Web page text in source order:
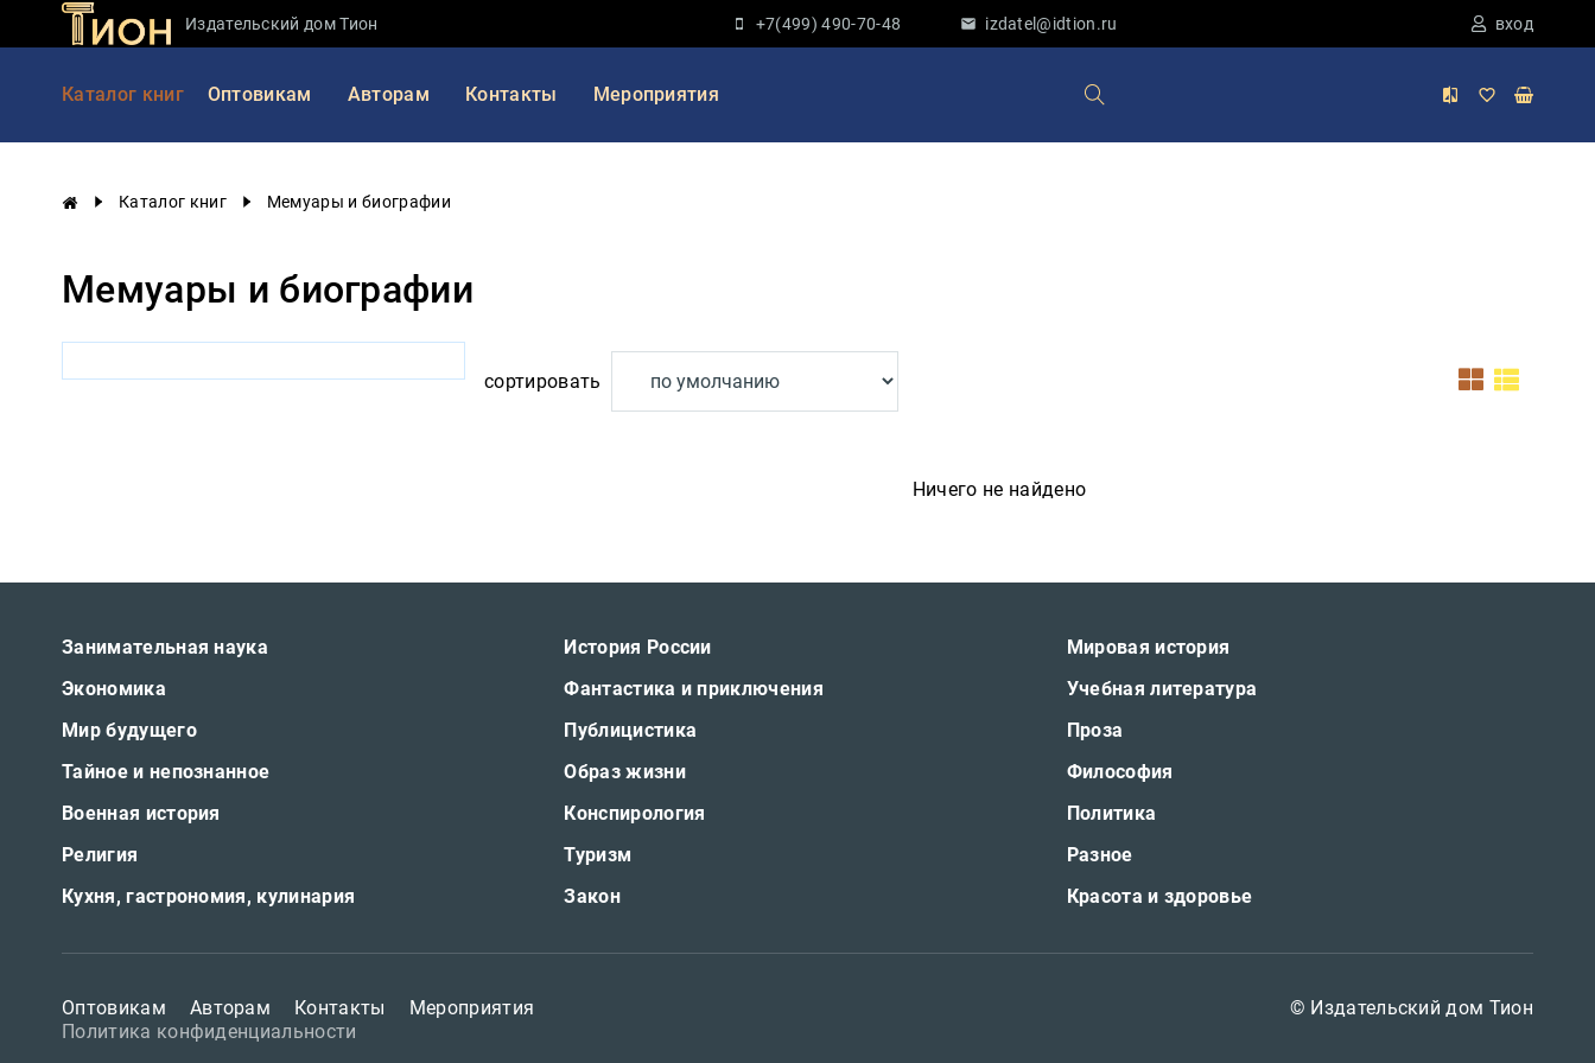
Издательский дом Тион +7(499) 490-70-48 izdatel@idtion.ru вход
Каталог книг Оптовикам Авторам Контакты Мероприятия
Каталог книг Мемуары и биографии
Мемуары и биографии
сортировать
Ничего не найдено
Занимательная наука История России
Мировая история
Экономика
Фантастика и приключения
Учебная литература
Мир будущего
Публицистика
Проза
Тайное и непознанное
Образ жизни
Философия
Военная история
Конспирология
Политика
Религия
Туризм
Разное
Кухня, гастрономия, кулинария
Закон Красота и здоровье
Оптовикам Авторам Контакты Мероприятия
© Издательский дом Тион
Политика конфиденциальности
Занимательная
наука
История
Экономика
приключения
Тайное и
непознанное
Образ
жизни
история
Конспирология
Политика
Религия
Туризм